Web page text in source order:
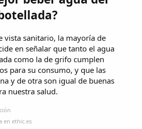
vista sanitario, la mayoría de
en señalar que tanto el agua
como la de grifo cumplen
para su consumo, y que las
y de otra son igual de buenas
nuestra salud.
en ethic.es